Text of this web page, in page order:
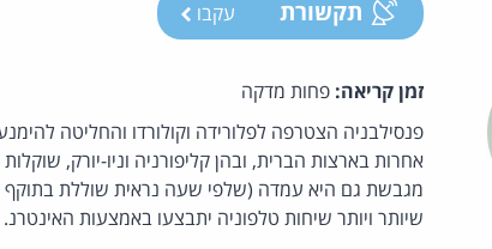
תקשורת עקבו
זמן קריאה: פחות מדקה
מגבשת גם היא עמדה (שלפי שעה נראית שוללת בתוקף
שיותר ויותר שיחות טלפוניה יתבצעו באמצעות